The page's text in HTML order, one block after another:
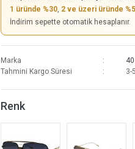
1 üründe %30, 2 ve üzeri üründe
İndirim sepette otomatik hesaplanır.
Marka
Tahmini Kargo Süresi
3-
Renk